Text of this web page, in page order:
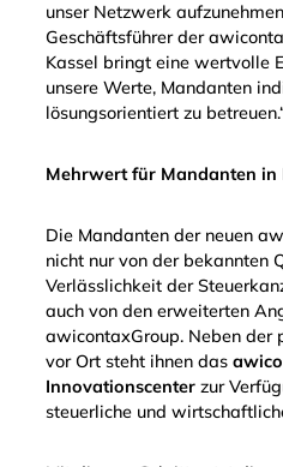
unser Netzwerk
Geschäftsführer der
Kassel bringt eine wertvolle
unsere Werte, Mandanten
lösungsorientiert zu
Mehrwert für Mandanten in
Die Mandanten der neuen
nicht nur von der bekannten
Verlässlichkeit der
auch von den erweiterten
awicontaxGroup. Neben der
vor Ort steht ihnen das
Innovationscenter zur
steuerliche und